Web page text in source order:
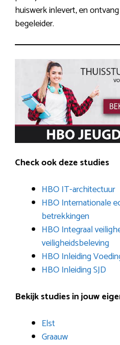
huiswerk inlevert, en
begeleider.
Check ook deze studies
HBO IT-architectuur
HBO Internationale
betrekkingen
HBO Integraal
veiligheidsbeleving
HBO Inleiding
HBO Inleiding SJD
Bekijk studies in jouw
Elst
Graauw